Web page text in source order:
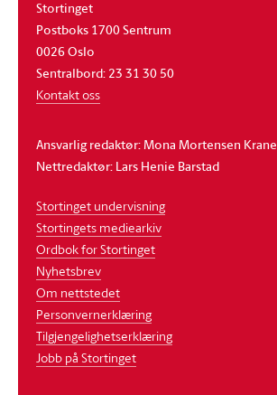
Stortinget
Postboks 1700 Sentrum
0026 Oslo
Sentralbord: 23 31 30 50
Kontakt oss
Ansvarlig redaktør: Mona Mortensen Krane
Nettredaktør: Lars Henie Barstad
Stortinget undervisning
Stortingets mediearkiv
Ordbok for Stortinget
Nyhetsbrev
Om nettstedet
Personvernerklæring
Tilgjengelighetserklæring
Jobb på Stortinget